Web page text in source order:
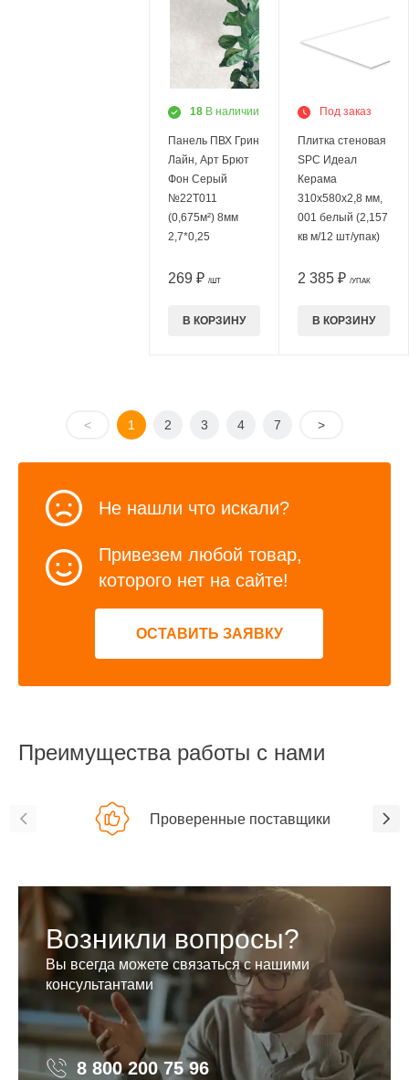
18 В наличии
Панель ПВХ Грин
Лайн, Арт Брют
Фон Серый
№22Т011
(0,675м²) 8мм
2,7*0,25
269 ₽ /ШТ
В КОРЗИНУ
Под заказ
Плитка стеновая
SPC Идеал
Керама
310х580х2,8 мм,
001 белый (2,157
кв м/12 шт/упак)
2 385 ₽ /УПАК
В КОРЗИНУ
< 1 2 3 4 7 >
Не нашли что искали?
Привезем любой товар,
которого нет на сайте!
ОСТАВИТЬ ЗАЯВКУ
Преимущества работы с нами
Проверенные поставщики
Возникли вопросы?
Вы всегда можете связаться с нашими
консультантами
8 800 200 75 96 8 800 200 75 96